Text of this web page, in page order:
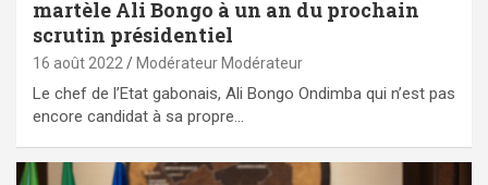
martèle Ali Bongo à un an du prochain
scrutin présidentiel
16 août 2022 Modérateur Modérateur
Le chef de l’Etat gabonais, Ali Bongo Ondimba qui n’est pas
encore candidat à sa propre…